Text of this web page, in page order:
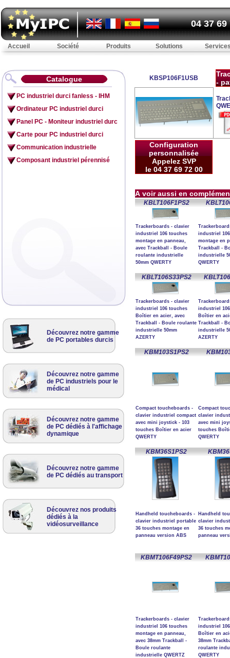
Catalogue KBSP106F1USB
-
Configuration
personnalisée
Appelez SVP
le 04 37 69 72 00
A voir aussi en
KBLT106F1PS2
Trackerboards - clavier
industriel 106 touches
montage en panneau,
avec Trackball - Boule
roulante industrielle
50mm QWERTY
industriel
montage en
Trackball -
industrielle
QWERTY
KBLT106S33PS2
Trackerboards - clavier
industriel 106 touches
Boîtier en acier, avec
Trackball - Boule roulante
industrielle 50mm
AZERTY
industriel
Boîtier en
Trackball -
industrielle
AZERTY
KBM103S1PS2
Compact toucheboards -
clavier industriel compact
avec mini joystick - 103
touches Boîtier en acier
QWERTY
Compact
clavier
avec mini
touches
QWERTY
KBM36S1PS2
Handheld toucheboards -
clavier industriel portable
36 touches montage en
panneau version ABS
Handheld
clavier
36 touches
panneau
KBMT106F49PS2
Trackerboards - clavier
industriel 106 touches
montage en panneau,
avec 38mm Trackball -
Boule roulante
industrielle QWERTZ
industriel
Boîtier en
38mm
roulante
QWERTY
PC industriel durci fanless - IHM
Ordinateur PC industriel durci
Panel PC - Moniteur industriel durc
Carte pour PC industriel durci
Communication industrielle
Composant industriel pérennisé
Découvrez notre gamme
de PC portables durcis
Découvrez notre gamme
de PC industriels pour le
médical
Découvrez notre gamme
de PC dédiés à l'affichage
dynamique
Découvrez notre gamme
de PC dédiés au transport
Découvrez nos produits
dédiés à la
vidéosurveillance
Accueil Société Produits Solutions
04 37 69